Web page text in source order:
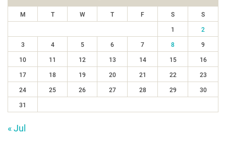
M T W T F S S
1 2
3 4 5 6 7 8 9
10 11 12 13 14 15 16
17 18 19 20 21 22 23
24 25 26 27 28 29 30
31
« Jul